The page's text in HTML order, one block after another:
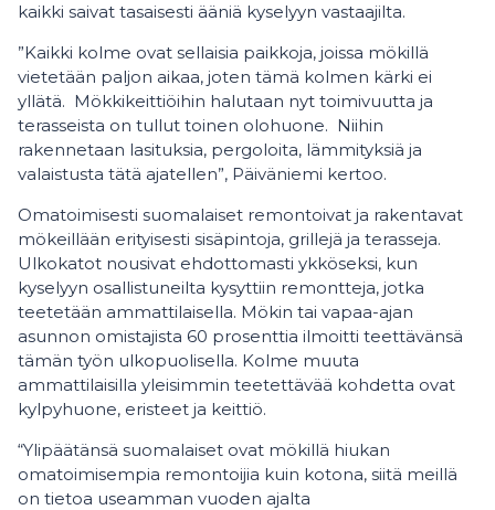
kaikki saivat tasaisesti ääniä kyselyyn vastaajilta.
”Kaikki kolme ovat sellaisia paikkoja, joissa mökillä
vietetään paljon aikaa, joten tämä kolmen kärki ei
yllätä. Mökkikeittiöihin halutaan nyt toimivuutta ja
terasseista on tullut toinen olohuone. Niihin
rakennetaan lasituksia, pergoloita, lämmityksiä ja
valaistusta tätä ajatellen”, Päiväniemi kertoo.
Omatoimisesti suomalaiset remontoivat ja rakentavat
mökeillään erityisesti sisäpintoja, grillejä ja terasseja.
Ulkokatot nousivat ehdottomasti ykköseksi, kun
kyselyyn osallistuneilta kysyttiin remontteja, jotka
teetetään ammattilaisella. Mökin tai vapaa-ajan
asunnon omistajista 60 prosenttia ilmoitti teettävänsä
tämän työn ulkopuolisella. Kolme muuta
ammattilaisilla yleisimmin teetettävää kohdetta ovat
kylpyhuone, eristeet ja keittiö.
“Ylipäätänsä suomalaiset ovat mökillä hiukan
omatoimisempia remontoijia kuin kotona, siitä meillä
on tietoa useamman vuoden ajalta